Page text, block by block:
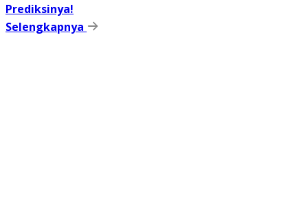
Prediksinya!
Selengkapnya